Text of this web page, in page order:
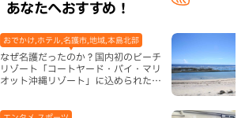
あなたへおすすめ！
なぜ名護だったのか？国内初のビーチ
リゾート「コートヤード・バイ・マリ
オット沖縄リゾート」に込められた想
おでかけ,ホテル,名護市,地域,本島北部